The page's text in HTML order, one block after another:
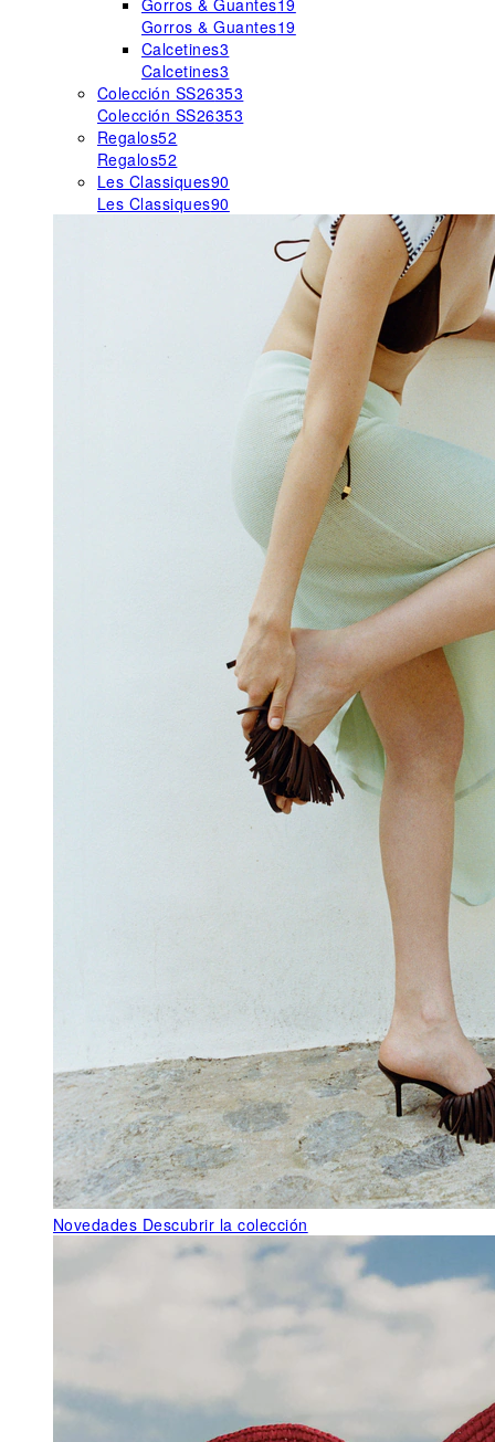
Gorros & Guantes19
Gorros & Guantes19
Calcetines3
Calcetines3
Colección SS26353
Colección SS26353
Regalos52
Regalos52
Les Classiques90
Les Classiques90
Novedades Descubrir la colección